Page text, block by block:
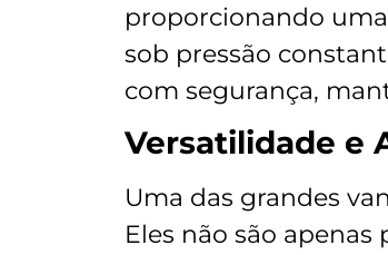
proporcionando
sob pressão
com segurança,
Versatilidade e
Uma das grandes
Eles não são apenas